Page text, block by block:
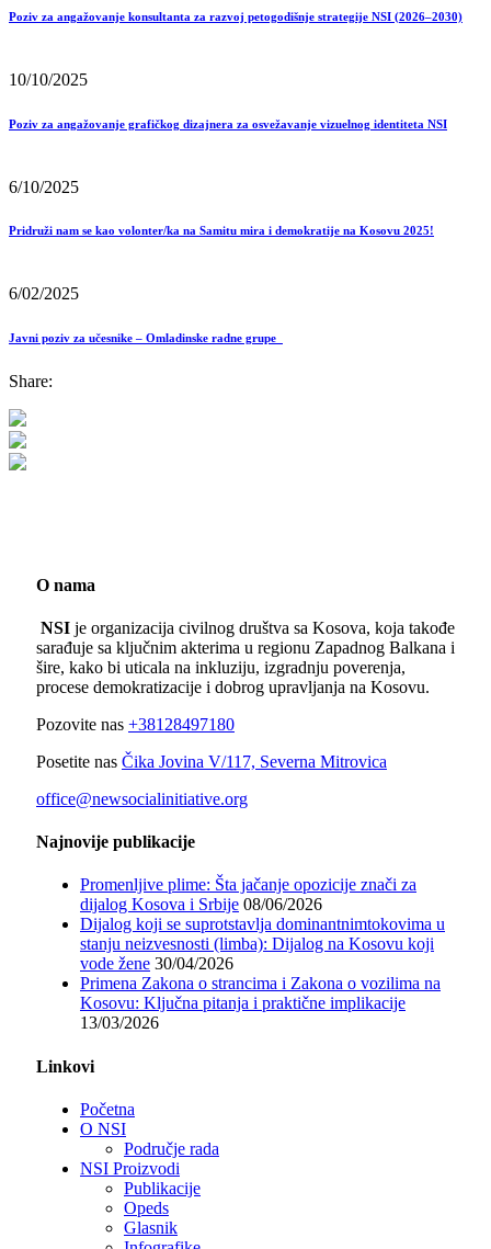
Poziv za angažovanje konsultanta za razvoj petogodišnje strategije NSI (2026–2030)
10/10/2025
Poziv za angažovanje grafičkog dizajnera za osvežavanje vizuelnog identiteta NSI
6/10/2025
Pridruži nam se kao volonter/ka na Samitu mira i demokratije na Kosovu 2025!
6/02/2025
Javni poziv za učesnike – Omladinske radne grupe
Share:
O nama
NSI je organizacija civilnog društva sa Kosova, koja takođe
sarađuje sa ključnim akterima u regionu Zapadnog Balkana i
šire, kako bi uticala na inkluziju, izgradnju poverenja,
procese demokratizacije i dobrog upravljanja na Kosovu.
Pozovite nas +38128497180
Posetite nas Čika Jovina V/117, Severna Mitrovica
office@newsocialinitiative.org
Najnovije publikacije
Promenljive plime: Šta jačanje opozicije znači za
dijalog Kosova i Srbije 08/06/2026
Dijalog koji se suprotstavlja dominantnimtokovima u
stanju neizvesnosti (limba): Dijalog na Kosovu koji
vode žene 30/04/2026
Primena Zakona o strancima i Zakona o vozilima na
Kosovu: Ključna pitanja i praktične implikacije
13/03/2026
Linkovi
Početna
O NSI
Područje rada
NSI Proizvodi
Publikacije
Opeds
Glasnik